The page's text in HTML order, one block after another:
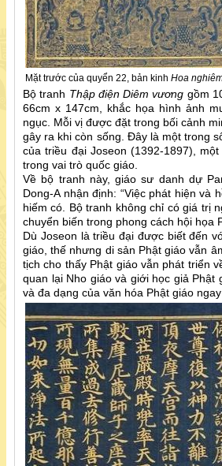
Mặt trước của quyển 22, bản kinh Hoa
Bộ tranh Thập điện Diêm vương gồm
66cm x 147cm, khắc họa hình ảnh
ngục. Mỗi vị được đặt trong bối cảnh
gây ra khi còn sống. Đây là một trong
của triều đại Joseon (1392-1897),
trong vai trò quốc giáo.
Về bộ tranh này, giáo sư danh dự
Dong-A nhận định: “Việc phát hiện
hiếm có. Bộ tranh không chỉ có giá trị
chuyển biến trong phong cách hội họa
Dù Joseon là triều đại được biết đến
giáo, thế nhưng di sản Phật giáo vẫn
tịch cho thấy Phật giáo vẫn phát triển
quan lại Nho giáo và giới học giả Phật
và đa dạng của văn hóa Phật giáo